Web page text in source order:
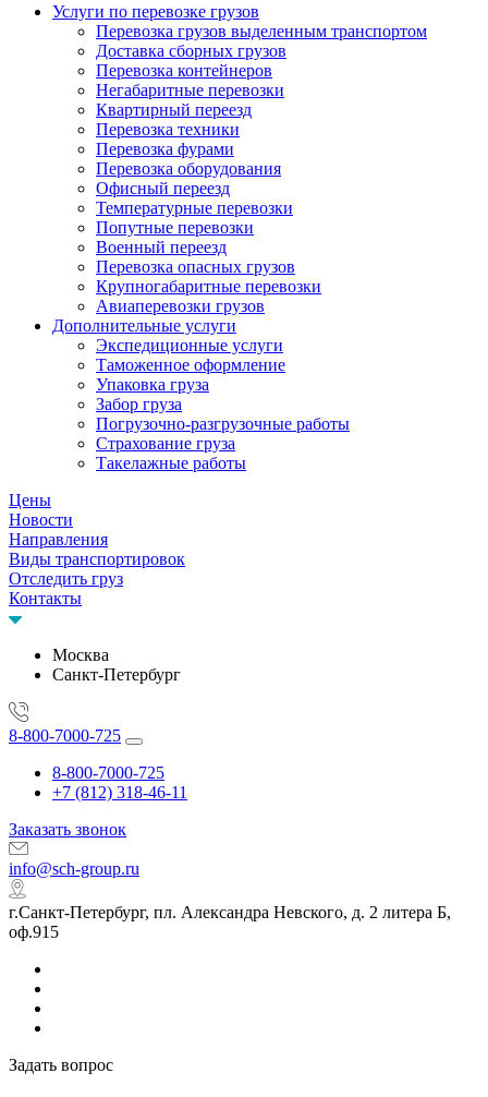
Услуги по перевозке грузов
Перевозка грузов выделенным транспортом
Доставка сборных грузов
Перевозка контейнеров
Негабаритные перевозки
Квартирный переезд
Перевозка техники
Перевозка фурами
Перевозка оборудования
Офисный переезд
Температурные перевозки
Попутные перевозки
Военный переезд
Перевозка опасных грузов
Крупногабаритные перевозки
Авиаперевозки грузов
Дополнительные услуги
Экспедиционные услуги
Таможенное оформление
Упаковка груза
Забор груза
Погрузочно-разгрузочные работы
Страхование груза
Такелажные работы
Цены
Новости
Направления
Виды транспортировок
Отследить груз
Контакты
Москва
Санкт-Петербург
8-800-7000-725
8-800-7000-725
+7 (812) 318-46-11
Заказать звонок
info@sch-group.ru
г.Санкт-Петербург, пл. Александра Невского, д. 2 литера Б,
оф.915
Задать вопрос